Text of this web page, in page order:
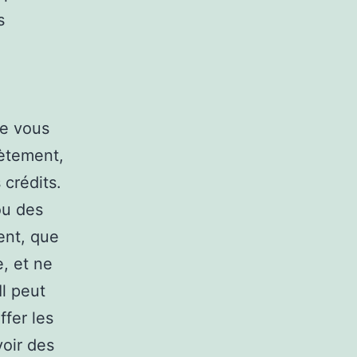
vous
crédits.
des
que
et ne
peut
les
des